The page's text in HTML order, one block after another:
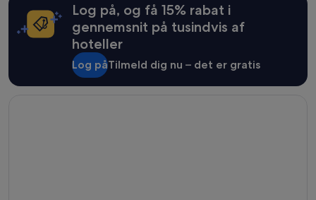
Log på, og få 15% rabat i
gennemsnit på tusindvis af
hoteller
Log påTilmeld dig nu – det er gratis